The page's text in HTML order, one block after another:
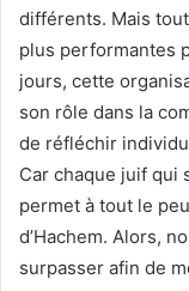
différents. Mais
plus performantes
jours, cette
son rôle dans la
de réfléchir
Car chaque juif qui
permet à tout le
d’Hachem. Alors,
surpasser afin de